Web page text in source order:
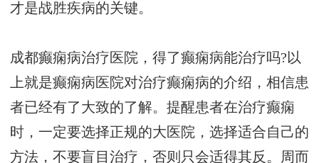
才是战胜疾病的关键。
成都癫痫病治疗医院，得了癫痫病能治疗吗?以
上就是癫痫病医院对治疗癫痫病的介绍，相信患
者已经有了大致的了解。提醒患者在治疗癫痫
时，一定要选择正规的大医院，选择适合自己的
方法，不要盲目治疗，否则只会适得其反。 周而